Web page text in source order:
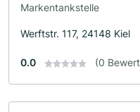
Markentankstelle
Werftstr. 117, 24148 Kiel
0.0 (0